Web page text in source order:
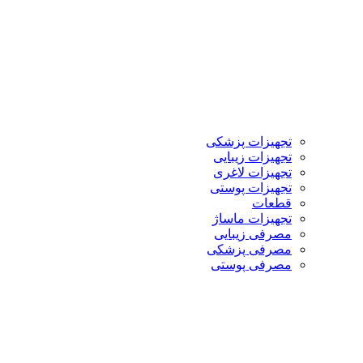
تجهیزات پزشکی
تجهیزات زیبایی
تجهیزات لاغری
تجهیزات پوستی
قطعات
تجهیزات ماساژ
مصرفی زیبایی
مصرفی پزشکی
مصرفی پوستی